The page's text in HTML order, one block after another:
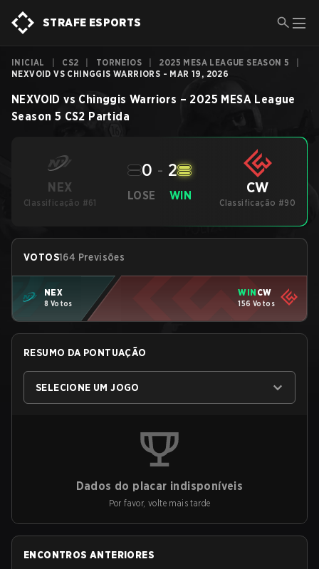
STRAFE ESPORTS
INICIAL CS2 TORNEIOS 2025 MESA LEAGUE SEASON 5
NEXVOID VS CHINGGIS WARRIORS - MAR 19, 2026
NEXVOID vs Chinggis Warriors – 2025 MESA League
Season 5 CS2 Partida
NEX
Classificação #61
LOSE
0 - 2
WIN CW
Classificação #90
VOTOS164 Previsões
NEX
8 Votos
WIN CW
156 Votos
RESUMO DA PONTUAÇÃO
SELECIONE UM JOGO
Dados do placar indisponíveis
Por favor, volte mais tarde
ENCONTROS ANTERIORES